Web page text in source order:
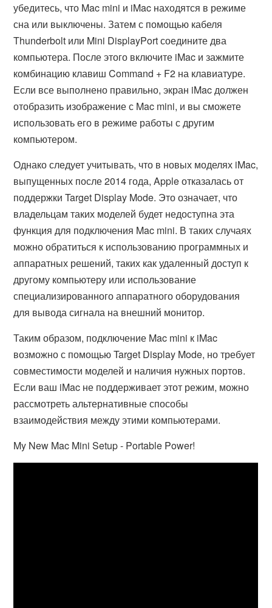
убедитесь, что Mac mini и iMac находятся в режиме
сна или выключены. Затем с помощью кабеля
Thunderbolt или Mini DisplayPort соедините два
компьютера. После этого включите iMac и зажмите
комбинацию клавиш Command + F2 на клавиатуре.
Если все выполнено правильно, экран iMac должен
отобразить изображение с Mac mini, и вы сможете
использовать его в режиме работы с другим
компьютером.
Однако следует учитывать, что в новых моделях iMac,
выпущенных после 2014 года, Apple отказалась от
поддержки Target Display Mode. Это означает, что
владельцам таких моделей будет недоступна эта
функция для подключения Mac mini. В таких случаях
можно обратиться к использованию программных и
аппаратных решений, таких как удаленный доступ к
другому компьютеру или использование
специализированного аппаратного оборудования
для вывода сигнала на внешний монитор.
Таким образом, подключение Mac mini к iMac
возможно с помощью Target Display Mode, но требует
совместимости моделей и наличия нужных портов.
Если ваш iMac не поддерживает этот режим, можно
рассмотреть альтернативные способы
взаимодействия между этими компьютерами.
My New Mac Mini Setup - Portable Power!